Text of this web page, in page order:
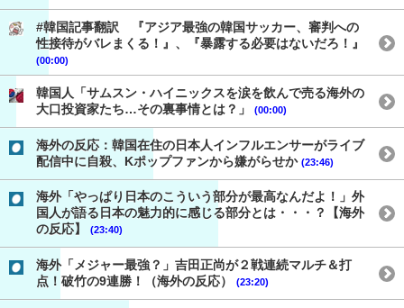
#韓国記事翻訳 『アジア最強の韓国サッカー、審判への
性接待がバレまくる！』、『暴露する必要はないだろ！』
(00:00)
韓国人「サムスン・ハイニックスを涙を飲んで売る海外の
大口投資家たち…その裏事情とは？」
(00:00)
海外の反応：韓国在住の日本人インフルエンサーがライブ
配信中に自殺、Kポップファンから嫌がらせか (23:46)
海外「やっぱり日本のこういう部分が最高なんだよ！」外
国人が語る日本の魅力的に感じる部分とは・・・？【海外
の反応】
(23:40)
海外「メジャー最強？」吉田正尚が２戦連続マルチ＆打
点！破竹の9連勝！（海外の反応）
(23:20)